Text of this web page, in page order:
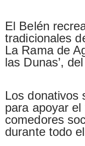
El Belén
tradicionales
La Rama de
las Dunas’,
Los donativos
para apoyar
comedores
durante todo